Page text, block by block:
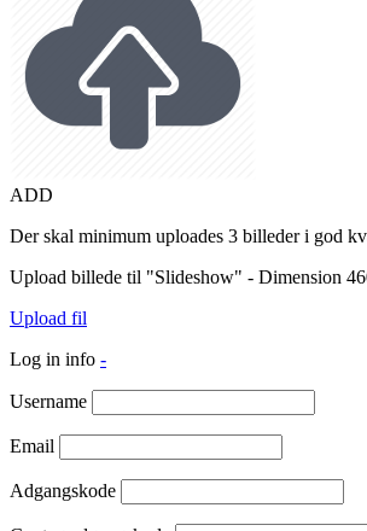
ADD
Der skal minimum uploades 3 billeder i god
Upload billede til "Slideshow" - Dimension
Upload fil
Log in info -
Username
Email
Adgangskode